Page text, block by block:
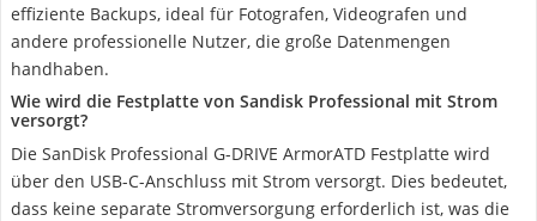
effiziente Backups, ideal für Fotografen, Videografen und
andere professionelle Nutzer, die große Datenmengen
handhaben.
Wie wird die Festplatte von Sandisk Professional mit Strom
versorgt?
Die SanDisk Professional G-DRIVE ArmorATD Festplatte wird
über den USB-C-Anschluss mit Strom versorgt. Dies bedeutet,
dass keine separate Stromversorgung erforderlich ist, was die